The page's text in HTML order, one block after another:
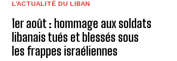
L'ACTUALITÉ DU LIBAN
1er août : hommage aux soldats
libanais tués et blessés sous
les frappes israéliennes